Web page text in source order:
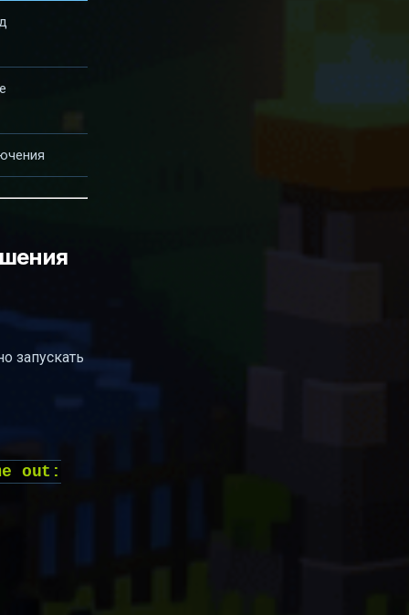
запускать
out: